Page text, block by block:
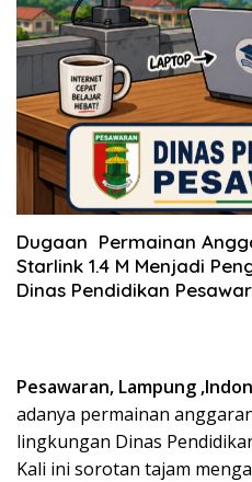
Dugaan Permainan
Starlink 1.4 M Menjadi
Dinas Pendidikan
Pesawaran, Lampung
adanya permainan
lingkungan Dinas
Kali ini sorotan tajam